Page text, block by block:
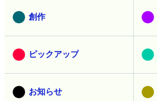
創作
ピックアップ
お知らせ